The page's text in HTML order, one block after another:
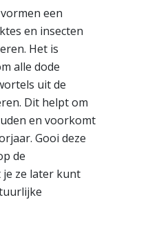
een
en insecten
Het is
alle dode
uit de
Dit helpt om
en voorkomt
Gooi deze
de
ze later kunt